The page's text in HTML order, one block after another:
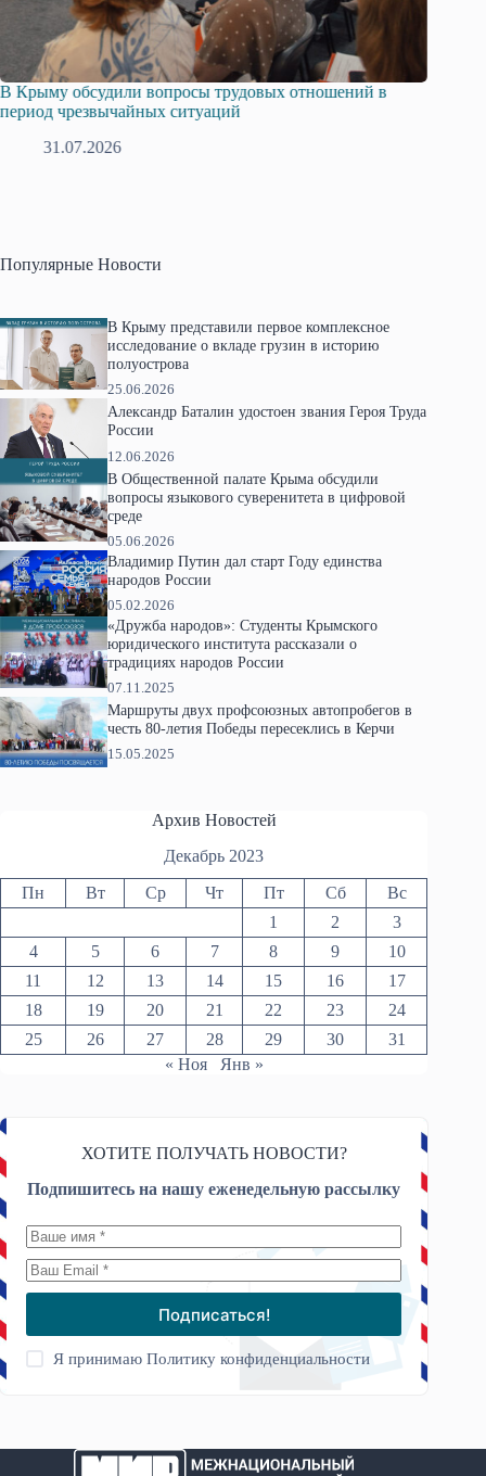
В Крыму обсудили вопросы трудовых отношений в
период чрезвычайных ситуаций
31.07.2026
Популярные Новости
В Крыму представили первое комплексное
исследование о вкладе грузин в историю
полуострова
25.06.2026
Александр Баталин удостоен звания Героя Труда
России
12.06.2026
В Общественной палате Крыма обсудили
вопросы языкового суверенитета в цифровой
среде
05.06.2026
Владимир Путин дал старт Году единства
народов России
05.02.2026
«Дружба народов»: Студенты Крымского
юридического института рассказали о
традициях народов России
07.11.2025
Маршруты двух профсоюзных автопробегов в
честь 80-летия Победы пересеклись в Керчи
15.05.2025
Архив Новостей
Декабрь 2023
Пн Вт Ср Чт Пт Сб
Вс
1
2
3
4
5 6 7 8 9
10
11
12 13 14 15 16
17
18
19 20 21 22 23
24
25
26 27 28 29 30
31
« Ноя
Янв »
ХОТИТЕ ПОЛУЧАТЬ НОВОСТИ?
Подпишитесь на нашу еженедельную рассылку
Подписаться!
Я принимаюПолитику конфиденциальности